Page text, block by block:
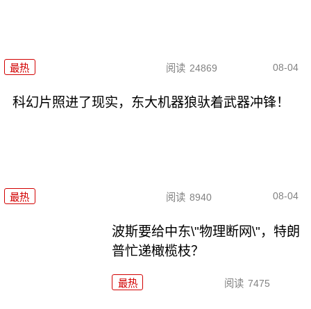
最热 阅读 24869 08-04
科幻片照进了现实，东大机器狼驮着武器冲锋！
最热 阅读 8940 08-04
波斯要给中东\"物理断网\"，特朗
普忙递橄榄枝？
最热 阅读 7475